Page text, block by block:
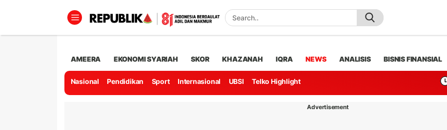
AMEERA EKONOMI SYARIAH SKOR KHAZANAH IQRA NEWS ANALISIS BISNIS FINANSIAL
Nasional Pendidikan Sport Internasional UBSI Telko Highlight
Advertisement